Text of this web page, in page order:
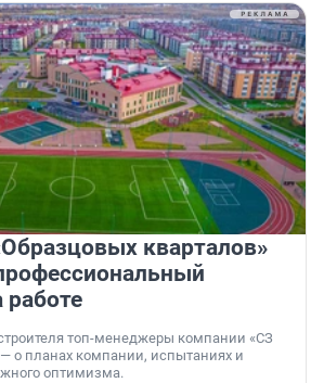
кварталов»
работе
топ-менеджеры компании «СЗ
о планах компании, испытаниях и
оптимизма.